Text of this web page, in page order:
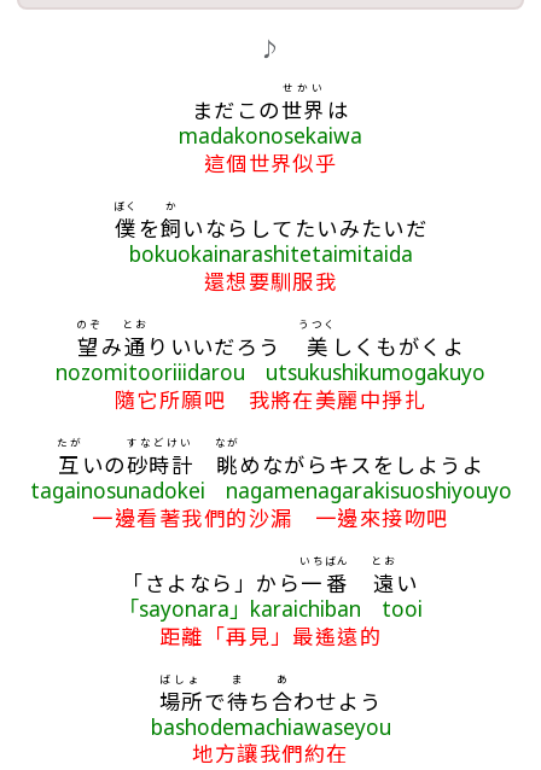
♪
まだこの世界
せかい
は
madakonosekaiwa
這個世界似乎
僕
ぼく
を飼
か
いならしてたいみたいだ
bokuokainarashitetaimitaida
還想要馴服我
望
のぞ
み通
とお
りいいだろう 美
うつく
しくもがくよ
nozomitooriiidarou utsukushikumogakuyo
隨它所願吧 我將在美麗中掙扎
互
たが
いの砂時計
すなどけい
眺
なが
めながらキスをしようよ
tagainosunadokei nagamenagarakisuoshiyouyo
一邊看著我們的沙漏 一邊來接吻吧
「さよなら」から一番
いちばん
遠
とお
い
「sayonara」karaichiban tooi
距離「再見」最遙遠的
場所
ばしょ
で待
ま
ち合
あ
わせよう
bashodemachiawaseyou
地方讓我們約在